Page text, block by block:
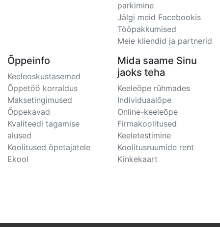
parkimine
Jälgi meid Facebookis
Tööpakkumised
Meie kliendid ja partnerid
Õppeinfo
Keeleoskustasemed
Õppetöö korraldus
Maksetingimused
Õppekavad
Kvaliteedi tagamise
alused
Koolitused õpetajatele
Ekool
Mida saame Sinu
jaoks teha
Keeleõpe rühmades
Individuaalõpe
Online-keeleõpe
Firmakoolitused
Keeletestimine
Koolitusruumide rent
Kinkekaart